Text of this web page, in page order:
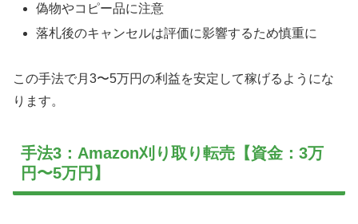
偽物やコピー品に注意
落札後のキャンセルは評価に影響するため慎重に
この手法で月3〜5万円の利益を安定して稼げるようにな
ります。
手法3：Amazon刈り取り転売【資金：3万
円〜5万円】